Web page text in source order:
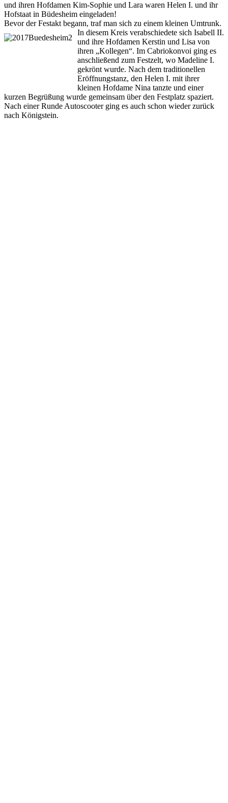
und ihren Hofdamen Kim-Sophie und Lara waren Helen I. und ihr
Hofstaat in Büdesheim eingeladen!
Bevor der Festakt begann, traf man sich zu einem kleinen Umtrunk.
In diesem Kreis verabschiedete sich Isabell II.
und ihre Hofdamen Kerstin und Lisa von
ihren „Kollegen“. Im Cabriokonvoi ging es
anschließend zum Festzelt, wo Madeline I.
gekrönt wurde. Nach dem traditionellen
Eröffnungstanz, den Helen I. mit ihrer
kleinen Hofdame Nina tanzte und einer
kurzen Begrüßung wurde gemeinsam über den Festplatz spaziert.
Nach einer Runde Autoscooter ging es auch schon wieder zurück
nach Königstein.